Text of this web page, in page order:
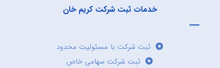
خدمات ثبت شرکت کریم خان
ثبت شرکت با مسئولیت محدود
ثبت شرکت سهامی خاص